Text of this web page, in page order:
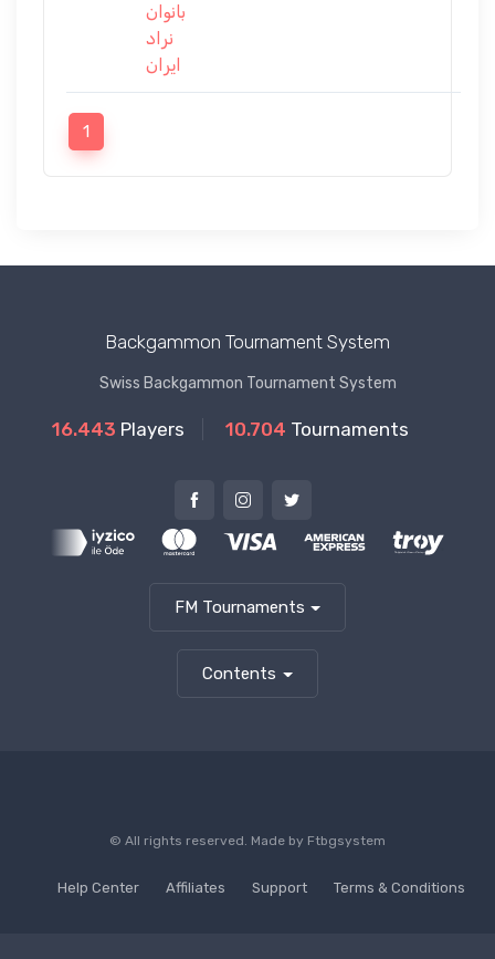
بانوان
نراد
ایران
1
Backgammon Tournament System
Swiss Backgammon Tournament System
16.443 Players 10.704 Tournaments
FM Tournaments
Contents
© All rights reserved. Made by Ftbgsystem
Help Center Affiliates Support Terms & Conditions